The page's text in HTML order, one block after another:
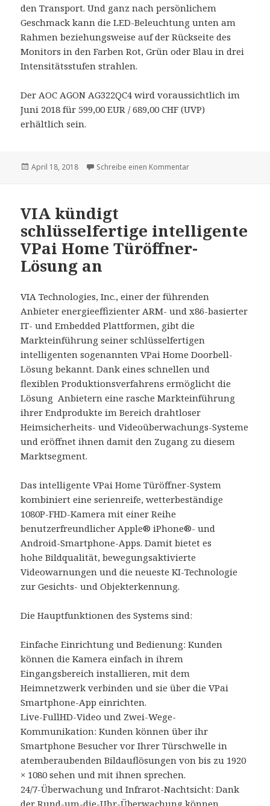
den Transport. Und ganz nach persönlichem
Geschmack kann die LED-Beleuchtung unten am
Rahmen beziehungsweise auf der Rückseite des
Monitors in den Farben Rot, Grün oder Blau in drei
Intensitätsstufen strahlen.
Der AOC AGON AG322QC4 wird voraussichtlich im
Juni 2018 für 599,00 EUR / 689,00 CHF (UVP)
erhältlich sein.
Veröffentlicht
April 18, 2018 Schreibe einen Kommentar
VIA kündigt
schlüsselfertige intelligente
VPai Home Türöffner-
Lösung an
VIA Technologies, Inc., einer der führenden
Anbieter energieeffizienter ARM- und x86-basierter
IT- und Embedded Plattformen, gibt die
Markteinführung seiner schlüsselfertigen
intelligenten sogenannten VPai Home Doorbell-
Lösung bekannt. Dank eines schnellen und
flexiblen Produktionsverfahrens ermöglicht die
Lösung Anbietern eine rasche Markteinführung
ihrer Endprodukte im Bereich drahtloser
Heimsicherheits- und Videoüberwachungs-Systeme
und eröffnet ihnen damit den Zugang zu diesem
Marktsegment.
Das intelligente VPai Home Türöffner-System
kombiniert eine serienreife, wetterbeständige
1080P-FHD-Kamera mit einer Reihe
benutzerfreundlicher Apple® iPhone®- und
Android-Smartphone-Apps. Damit bietet es
hohe Bildqualität, bewegungsaktivierte
Videowarnungen und die neueste KI-Technologie
zur Gesichts- und Objekterkennung.
Die Hauptfunktionen des Systems sind:
Einfache Einrichtung und Bedienung: Kunden
können die Kamera einfach in ihrem
Eingangsbereich installieren, mit dem
Heimnetzwerk verbinden und sie über die VPai
Smartphone-App einrichten.
Live-FullHD-Video und Zwei-Wege-
Kommunikation: Kunden können über ihr
Smartphone Besucher vor Ihrer Türschwelle in
atemberaubenden Bildauflösungen von bis zu 1920
× 1080 sehen und mit ihnen sprechen.
24/7-Überwachung und Infrarot-Nachtsicht: Dank
der Rund-um-die-Uhr-Überwachung können